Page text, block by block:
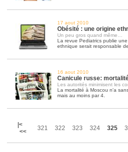
17 aout 2010
Obésité : une origine
Un peu gros quand même…
La revue Pediatrics publie
ethnique serait responsable de
16 aout 2010
Canicule russe:
Les autorités minimisent les
La mortalité à Moscou n'a
mais au moins par 4.
|<
<<
321 322 323 324 325